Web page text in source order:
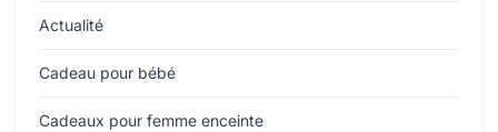
Actualité
Cadeau pour bébé
Cadeaux pour femme enceinte